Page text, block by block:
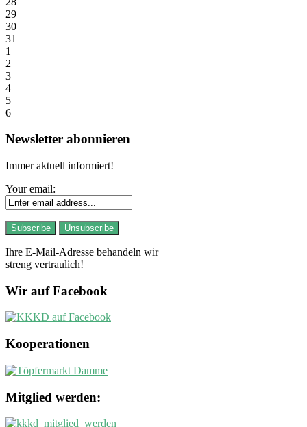
29
30
31
1
2
3
4
5
6
Newsletter abonnieren
Immer aktuell informiert!
Your email:
Ihre E-Mail-Adresse behandeln wir
streng vertraulich!
Wir auf Facebook
Kooperationen
Mitglied werden: